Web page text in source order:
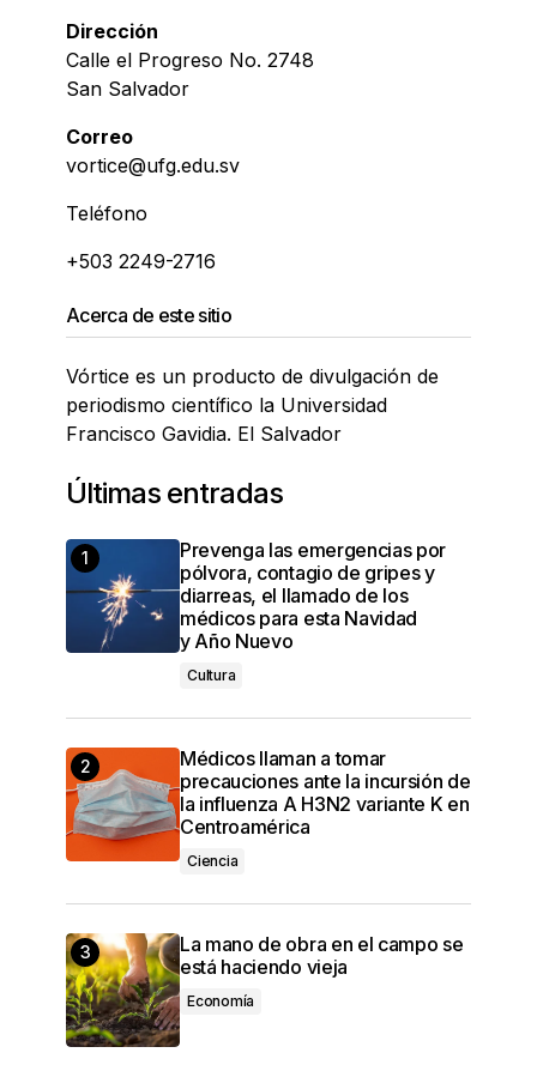
Dirección
Calle el Progreso No. 2748
San Salvador
Correo
vortice@ufg.edu.sv
Teléfono
+503 2249-2716
Acerca de este sitio
Vórtice es un producto de divulgación de
periodismo científico la Universidad
Francisco Gavidia. El Salvador
Últimas entradas
Prevenga las emergencias por
pólvora, contagio de gripes y
diarreas, el llamado de los
médicos para esta Navidad
y Año Nuevo
Cultura
Médicos llaman a tomar
precauciones ante la incursión de
la influenza A H3N2 variante K en
Centroamérica
Ciencia
La mano de obra en el campo se
está haciendo vieja
Economía